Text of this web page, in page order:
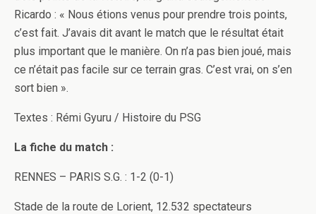
Ricardo : « Nous étions venus pour prendre trois points,
c’est fait. J’avais dit avant le match que le résultat était
plus important que le manière. On n’a pas bien joué, mais
ce n’était pas facile sur ce terrain gras. C’est vrai, on s’en
sort bien ».
Textes : Rémi Gyuru / Histoire du PSG
La fiche du match :
RENNES – PARIS S.G. : 1-2 (0-1)
Stade de la route de Lorient, 12.532 spectateurs